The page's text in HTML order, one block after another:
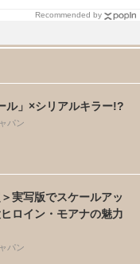
Recommended by
ル」×シリアルキラー!?
パン
実写版でスケールアッ
ロイン・モアナの魅力
パン